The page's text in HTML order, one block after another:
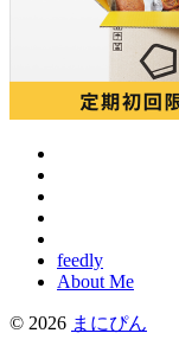
feedly
About Me
© 2026 まにぴん